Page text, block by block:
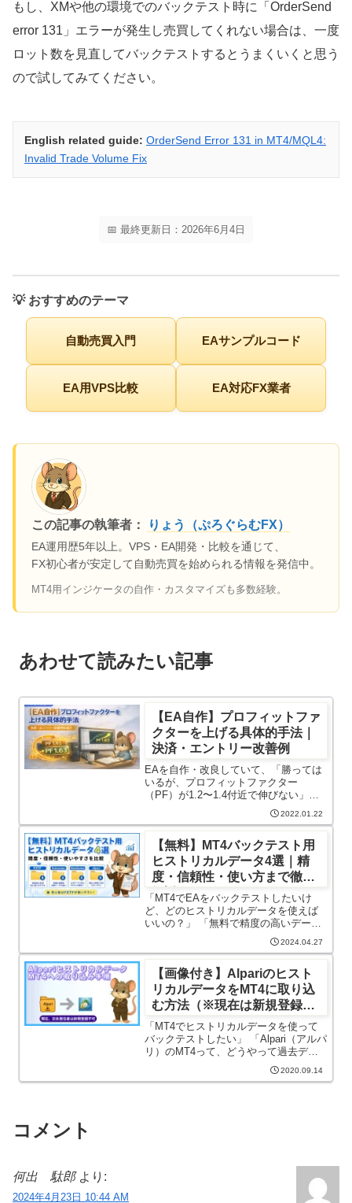
もし、XMや他の環境でのバックテスト時に「OrderSend
error 131」エラーが発生し売買してくれない場合は、一度
ロット数を見直してバックテストするとうまくいくと思う
ので試してみてください。
English related guide: OrderSend Error 131 in MT4/MQL4:
Invalid Trade Volume Fix
📅 最終更新日：2026年6月4日
💡 おすすめのテーマ
自動売買入門 EAサンプルコード
EA用VPS比較 EA対応FX業者
この記事の執筆者： りょう（ぷろぐらむFX）
EA運用歴5年以上。VPS・EA開発・比較を通じて、
FX初心者が安定して自動売買を始められる情報を発信中。
MT4用インジケータの自作・カスタマイズも多数経験。
あわせて読みたい記事
【EA自作】プロフィットファ
クターを上げる具体的手法｜
決済・エントリー改善例
EAを自作・改良していて、「勝っては
いるが、プロフィットファクター
（PF）が1.2〜1.4付近で伸びない」そ
んな状態で止まっていませんか？本記
事では、EAの基本ロジックはそのまま
に、決済方法と不要なエントリーを見
直すことで、PFを1.45 ...
2022.01.22
【無料】MT4バックテスト用
ヒストリカルデータ4選｜精
度・信頼性・使い方まで徹底
解説
「MT4でEAをバックテストしたいけ
ど、どのヒストリカルデータを使えば
いいの？」 「無料で精度の高いデータ
を入手したい」 そんな初心者＆EA開発
者に向けて、信頼性の高いヒストリカ
ルデータ4選を一覧でわかりやすくまと
めました。 じつは、ヒスト...
2024.04.27
【画像付き】Alpariのヒスト
リカルデータをMT4に取り込
む方法（※現在は新規登録不
可）
「MT4でヒストリカルデータを使って
バックテストしたい」 「Alpari（アルパ
リ）のMT4って、どうやって過去デー
タを入れるの？」 そんな方向けに、本
記事ではAlpariが提供するヒストリカル
2020.09.14
コメント
何出 駄郎 より:
2024年4月23日 10:44 AM